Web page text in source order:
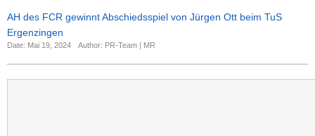
AH des FCR gewinnt Abschiedsspiel von Jürgen Ott beim TuS
Ergenzingen
Date: Mai 19, 2024 Author: PR-Team | MR